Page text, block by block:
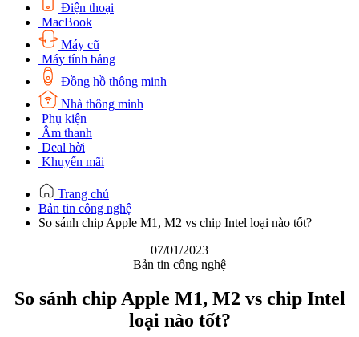
Điện thoại
MacBook
Máy cũ
Máy tính bảng
Đồng hồ thông minh
Nhà thông minh
Phụ kiện
Âm thanh
Deal hời
Khuyến mãi
Trang chủ
Bản tin công nghệ
So sánh chip Apple M1, M2 vs chip Intel loại nào tốt?
07/01/2023
Bản tin công nghệ
So sánh chip Apple M1, M2 vs chip Intel
loại nào tốt?